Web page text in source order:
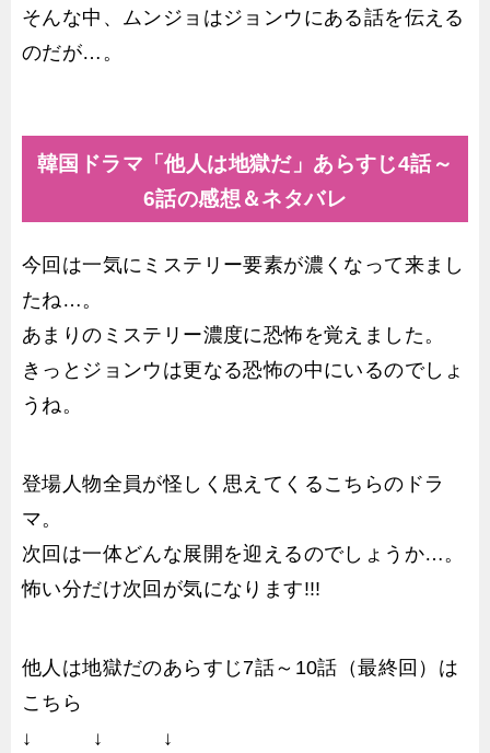
そんな中、ムンジョはジョンウにある話を伝える
のだが…。
韓国ドラマ「他人は地獄だ」あらすじ4話～
6話の感想＆ネタバレ
今回は一気にミステリー要素が濃くなって来まし
たね…。
あまりのミステリー濃度に恐怖を覚えました。
きっとジョンウは更なる恐怖の中にいるのでしょ
うね。
登場人物全員が怪しく思えてくるこちらのドラ
マ。
次回は一体どんな展開を迎えるのでしょうか…。
怖い分だけ次回が気になります!!!
他人は地獄だのあらすじ7話～10話（最終回）は
こちら
↓ ↓ ↓